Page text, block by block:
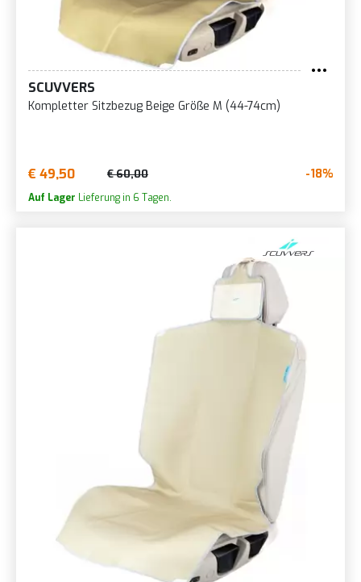
SCUVVERS
Kompletter Sitzbezug Beige Größe M (44-74cm)
€ 49,50 € 60,00 -18%
Auf Lager Lieferung in 6 Tagen.